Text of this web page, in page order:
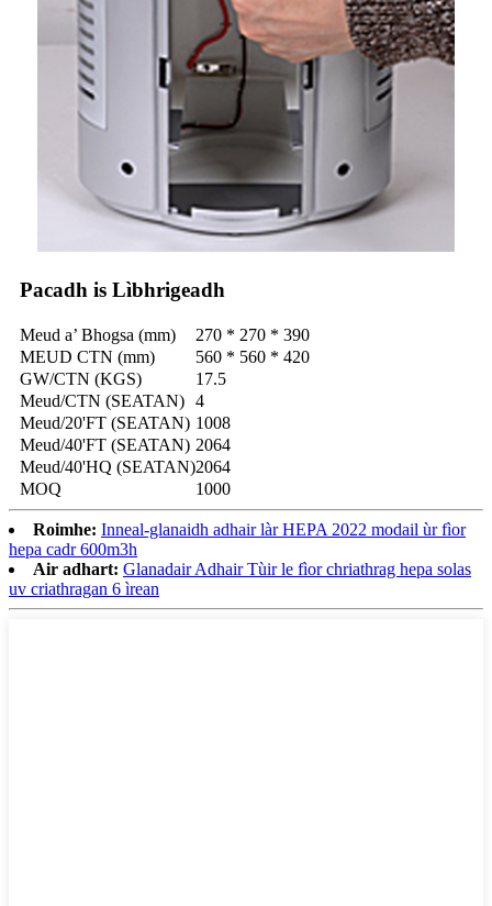
Pacadh is Lìbhrigeadh
Meud a’ Bhogsa (mm)
270 * 270 * 390
MEUD CTN (mm)
560 * 560 * 420
GW/CTN (KGS)
17.5
Meud/CTN (SEATAN) 4
Meud/20'FT (SEATAN) 1008
Meud/40'FT (SEATAN) 2064
Meud/40'HQ (SEATAN)2064
MOQ
1000
Roimhe: Inneal-glanaidh adhair làr HEPA 2022 modail ùr fìor
hepa cadr 600m3h
Air adhart: Glanadair Adhair Tùir le fìor chriathrag hepa solas
uv criathragan 6 ìrean